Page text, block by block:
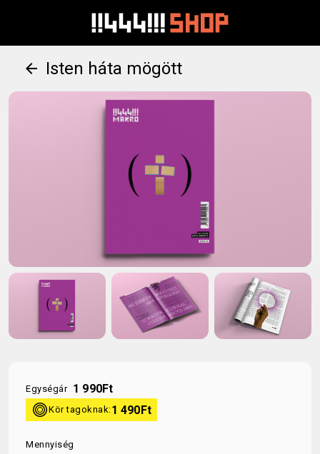
arrow_back Isten háta mögött
Egységár 1 990Ft
korKör tagoknak:1 490Ft
Mennyiség